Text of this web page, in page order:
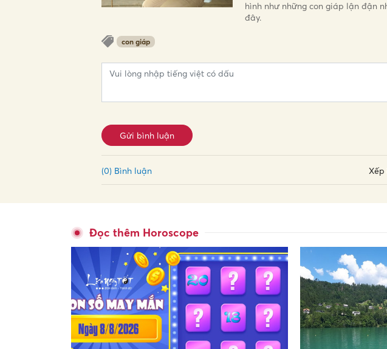
hình như những con giáp lận đận
đây.
con giáp
Gửi bình luận
(0) Bình luận Xếp
Đọc thêm Horoscope